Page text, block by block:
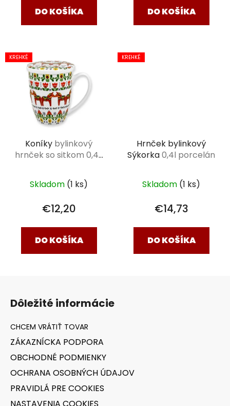
DO KOŠÍKA DO KOŠÍKA
KREHKÉ
Koníky bylinkový
hrnček so sitkom 0,42
Skladom (1 ks)
€12,20
DO KOŠÍKA
KREHKÉ
Hrnček bylinkový
Sýkorka0,4l porcelán
Skladom (1 ks)
€14,73
DO KOŠÍKA
Dôležité informácie
ZÁKAZNÍCKA PODPORA
OBCHODNÉ PODMIENKY
OCHRANA OSOBNÝCH ÚDAJOV
PRAVIDLÁ PRE COOKIES